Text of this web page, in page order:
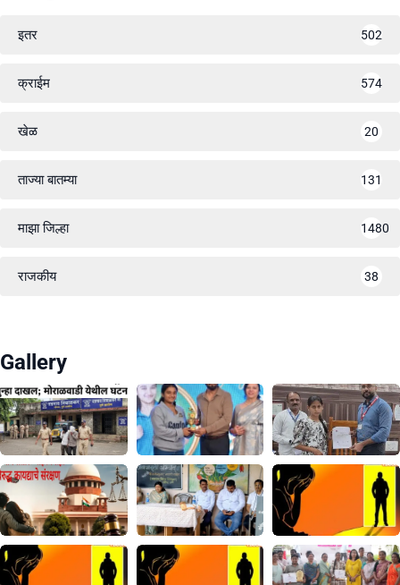
इतर 502
क्राईम 574
खेळ 20
ताज्या बातम्या 131
माझा जिल्हा 1480
राजकीय 38
Gallery